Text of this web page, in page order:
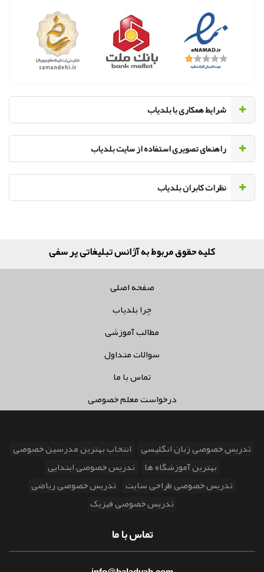
‌شرایط همکاری با بلدیاب
راهنمای تصویری استفاده از سایت بلدیاب
نظرات کابران بلدیاب
کلیه حقوق مربوط به آژانس تبلیغاتی پر سفید می‌باشد
صفحه اصلی
چرا بلدیاب
مطالب آموزشی
سوالات متداول
تماس با ما
درخواست معلم خصوصی
تدریس خصوصی زبان انگلیسی انتخاب بهترین مدرسین خصوصی
بهترین آموزشگاه ها تدریس خصوصی ابتدایی
تدریس خصوصی طراحی سایت تدریس خصوصی ریاضی
تدریس خصوصی فیزیک
تماس با ما